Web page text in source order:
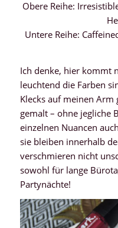
Obere Reihe:
Untere Reihe:
Ich denke, hier kommt
leuchtend die Farben
Klecks auf meinen Arm
gemalt – ohne jegliche
einzelnen Nuancen
sie bleiben innerhalb
verschmieren nicht
sowohl für lange
Partynächte!